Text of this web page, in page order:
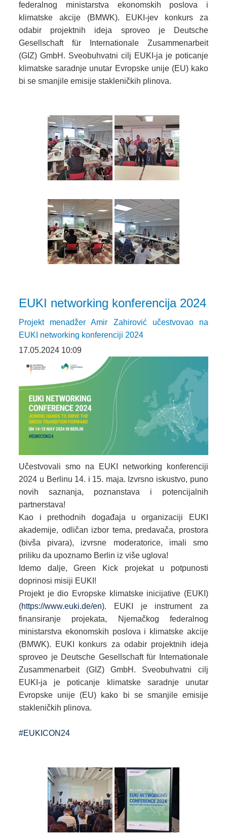
federalnog ministarstva ekonomskih poslova i
klimatske akcije (BMWK). EUKI-jev konkurs za
odabir projektnih ideja sproveo je Deutsche
Gesellschaft für Internationale Zusammenarbeit
(GIZ) GmbH. Sveobuhvatni cilj EUKI-ja je poticanje
klimatske saradnje unutar Evropske unije (EU) kako
bi se smanjile emisije stakleničkih plinova.
EUKI networking konferencija 2024
Projekt menadžer Amir Zahirović učestvovao na
EUKI networking konferenciji 2024
17.05.2024 10:09
Učestvovali smo na EUKI networking konferenciji
2024 u Berlinu 14. i 15. maja. Izvrsno iskustvo, puno
novih saznanja, poznanstava i potencijalnih
partnerstava!
Kao i prethodnih događaja u organizaciji EUKI
akademije, odličan izbor tema, predavača, prostora
(bivša pivara), izvrsne moderatorice, imali smo
priliku da upoznamo Berlin iz više uglova!
Idemo dalje, Green Kick projekat u potpunosti
doprinosi misiji EUKI!
Projekt je dio Evropske klimatske inicijative (EUKI)
(https://www.euki.de/en). EUKI je instrument za
finansiranje projekata, Njemačkog federalnog
ministarstva ekonomskih poslova i klimatske akcije
(BMWK). EUKI konkurs za odabir projektnih ideja
sproveo je Deutsche Gesellschaft für Internationale
Zusammenarbeit (GIZ) GmbH. Sveobuhvatni cilj
EUKI-ja je poticanje klimatske saradnje unutar
Evropske unije (EU) kako bi se smanjile emisije
stakleničkih plinova.
#EUKICON24